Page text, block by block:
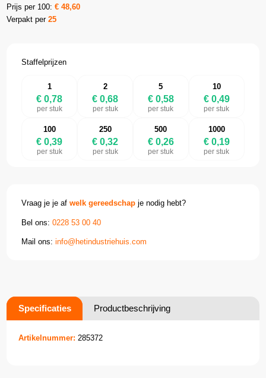
Prijs per 100:€48,60
Verpakt per25
Staffelprijzen
1
€ 0,78
per stuk
2
€ 0,68
per stuk
5
€ 0,58
per stuk
10
€ 0,49
per stuk
100
€ 0,39
per stuk
250
€ 0,32
per stuk
500
€ 0,26
per stuk
1000
€ 0,19
per stuk
Vraag je je afwelk gereedschap je nodig hebt?
Bel ons:0228 53 00 40
Mail ons:info@hetindustriehuis.com
Specificaties Productbeschrijving
Artikelnummer: 285372